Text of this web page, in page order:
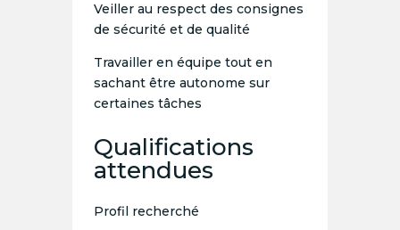
Veiller au respect des consignes
de sécurité et de qualité
Travailler en équipe tout en
sachant être autonome sur
certaines tâches
Qualifications
attendues
Profil recherché